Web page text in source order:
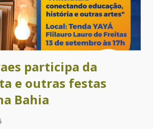
um álbum iconográfico, no qual o
um patrimônio histórico ainda não
Aí descobrimos essa mulher...
participa da
e outras festas
Bahia